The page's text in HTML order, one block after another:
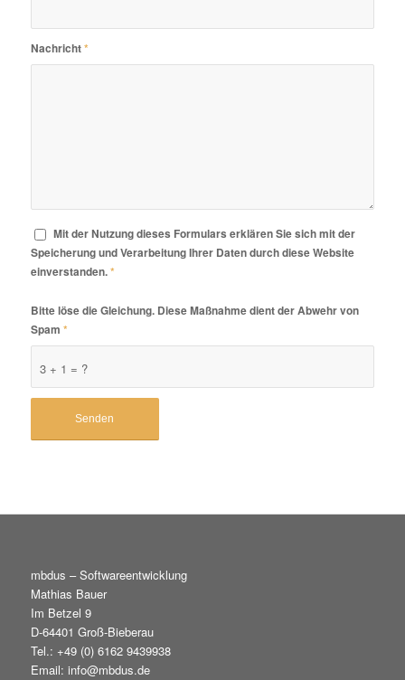
Nachricht*
Mit der Nutzung dieses Formulars erklären Sie sich mit der
Speicherung und Verarbeitung Ihrer Daten durch diese Website
einverstanden.*
3 + 1 = ?
Bitte löse die Gleichung. Diese Maßnahme dient der Abwehr von
Spam *
mbdus – Softwareentwicklung
Mathias Bauer
Im Betzel 9
D-64401 Groß-Bieberau
Tel.: +49 (0) 6162 9439938
Email: info@mbdus.de